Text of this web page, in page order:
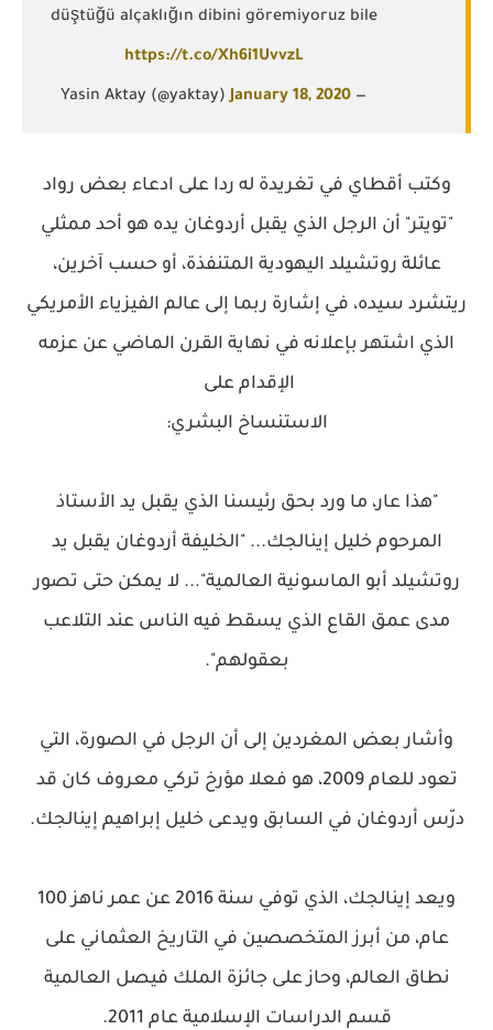
düştüğü alçaklığın dibini göremiyoruz bile
https://t.co/Xh6i1UvvzL
— Yasin Aktay (@yaktay)
January 18, 2020
وكتب أقطاي في تغريدة له ردا على ادعاء بعض رواد
"تويتر" أن الرجل الذي يقبل أردوغان يده هو أحد ممثلي
عائلة روتشيلد اليهودية المتنفذة، أو حسب آخرين،
ريتشرد سيده، في إشارة ربما إلى عالم الفيزياء الأمريكي
الذي اشتهر بإعلانه في نهاية القرن الماضي عن عزمه
الإقدام على
الاستنساخ البشري:
"هذا عار، ما ورد بحق رئيسنا الذي يقبل يد الأستاذ
المرحوم خليل إينالجك... "الخليفة أردوغان يقبل يد
روتشيلد أبو الماسونية العالمية"... لا يمكن حتى تصور
مدى عمق القاع الذي يسقط فيه الناس عند التلاعب
بعقولهم".
وأشار بعض المغردين إلى أن الرجل في الصورة، التي
تعود للعام 2009، هو فعلا مؤرخ تركي معروف كان قد
درّس أردوغان في السابق ويدعى خليل إبراهيم إينالجك.
ويعد إينالجك، الذي توفي سنة 2016 عن عمر ناهز 100
عام، من أبرز المتخصصين في التاريخ العثماني على
نطاق العالم، وحاز على جائزة الملك فيصل العالمية
قسم الدراسات الإسلامية عام 2011.